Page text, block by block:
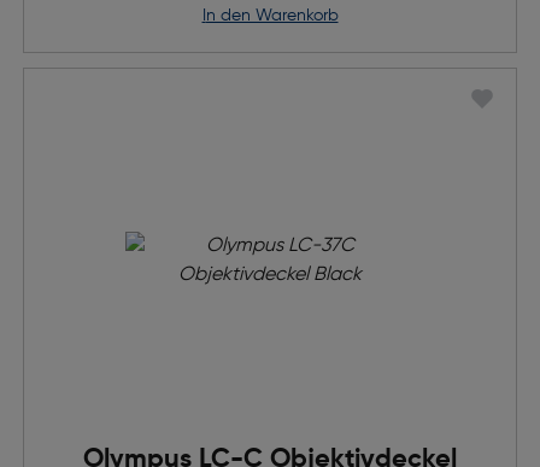
in den Warenkorb
Olympus LC-C Objektivdeckel